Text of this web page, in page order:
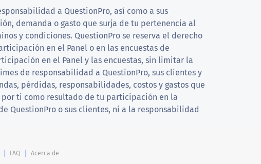
a QuestionPro, así como a sus
demanda o gasto que surja de tu pertenencia al
y condiciones. QuestionPro se reserva el derecho
en el Panel o en las encuestas de
en el Panel y las encuestas, sin limitar la
de responsabilidad a QuestionPro, sus clientes y
pérdidas, responsabilidades, costos y gastos que
ti como resultado de tu participación en la
QuestionPro o sus clientes, ni a la responsabilidad
FAQ Acerca de